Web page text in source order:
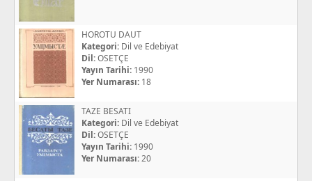
HOROTU DAUT
Kategori: Dil ve Edebiyat
Dil:OSETÇE
Yayın Tarihi: 1990
Yer Numarası: 18
TAZE BESATI
Kategori: Dil ve Edebiyat
Dil:OSETÇE
Yayın Tarihi: 1990
Yer Numarası:20